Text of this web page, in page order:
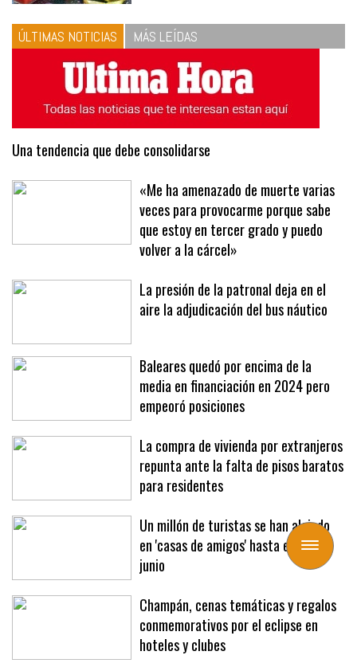
Toggle
navigation
ÚLTIMAS NOTICIAS MÁS LEÍDAS
Una tendencia que debe consolidarse
«Me ha amenazado de muerte varias
veces para provocarme porque sabe
que estoy en tercer grado y puedo
volver a la cárcel»
La presión de la patronal deja en el
aire la adjudicación del bus náutico
Baleares quedó por encima de la
media en financiación en 2024 pero
empeoró posiciones
La compra de vivienda por extranjeros
repunta ante la falta de pisos baratos
para residentes
Un millón de turistas se han alojado
en 'casas de amigos' hasta el mes de
junio
Champán, cenas temáticas y regalos
conmemorativos por el eclipse en
hoteles y clubes